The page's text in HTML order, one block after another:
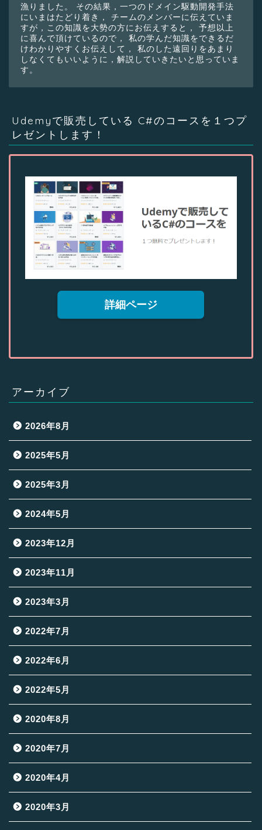
漁りました。 その結果，一つのドメイン駆動開発手法
にいまはたどり着き， チームのメンバーに伝えていま
すが，この知識を大勢の方にお伝えすると， 予想以上
に喜んで頂けているので， 私の学んだ知識をできるだ
けわかりやすくお伝えして， 私のした遠回りをあまり
しなくてもいいように，解説していきたいと思っていま
す。
Udemyで販売している C#のコースを１つプ
レゼントします！
詳細ページ
アーカイブ
2026年8月
2025年5月
2025年3月
2024年5月
2023年12月
2023年11月
2023年3月
2022年7月
2022年6月
2022年5月
2020年8月
2020年7月
2020年4月
2020年3月